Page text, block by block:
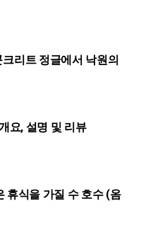
리트 정글에서 낙원의
요, 설명 및 리뷰
휴식을 가질 수 호수 (옴